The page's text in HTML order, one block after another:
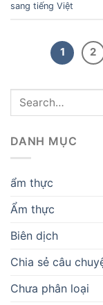
sang tiếng Việt
1 2
DANH MỤC
ẩm thực
Ẩm thực
Biên dịch
Chia sẻ câu
Chưa phân loại